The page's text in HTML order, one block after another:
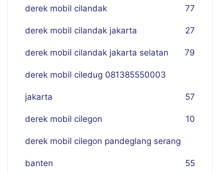
derek mobil cilandak 77
derek mobil cilandak jakarta 27
derek mobil cilandak jakarta selatan 79
derek mobil ciledug 081385550003
jakarta 57
derek mobil cilegon 10
derek mobil cilegon pandeglang serang
banten 55